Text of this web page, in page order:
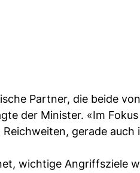
Partner, die beide
der Minister. «Im
gerade
wichtige Angriffsziele